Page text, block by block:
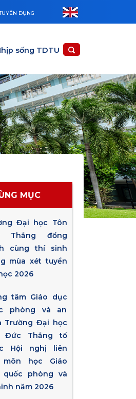
DỤNG
sống TDTU
MỤC
Đại học Tôn
Thắng đồng
cùng thí sinh
mùa xét tuyển
2026
tâm Giáo dục
phòng và an
Trường Đại học
Đức Thắng tổ
Hội nghị liên
học Giáo
quốc phòng và
năm 2026